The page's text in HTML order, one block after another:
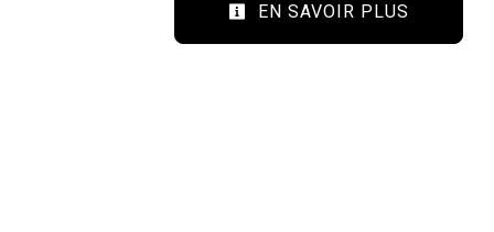
EN SAVOIR PLUS